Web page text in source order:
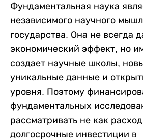
Фундаментальная наука
независимого научного
государства. Она не всегда
экономический эффект, но
создает научные школы,
уникальные данные и
уровня. Поэтому
фундаментальных
рассматривать не как
долгосрочные инвестиции в